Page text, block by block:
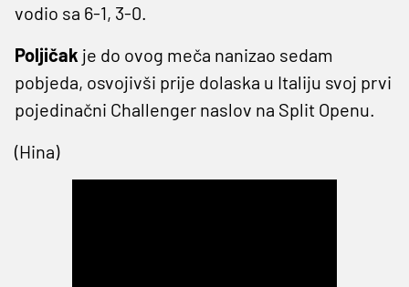
vodio sa 6-1, 3-0.
Poljičak je do ovog meča nanizao sedam
pobjeda, osvojivši prije dolaska u Italiju svoj prvi
pojedinačni Challenger naslov na Split Openu.
(Hina)